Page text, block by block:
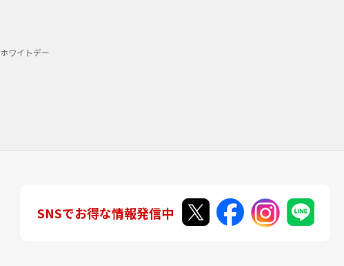
ホワイトデー
SNSでお得な情報発信中